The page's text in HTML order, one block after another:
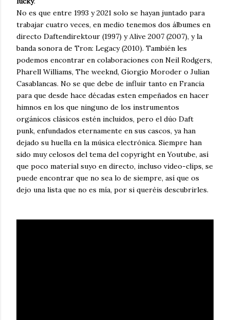
No es que entre 1993 y 2021 solo se hayan juntado para
trabajar cuatro veces, en medio tenemos dos álbumes en
directo Daftendirektour (1997) y Alive 2007 (2007), y la
banda sonora de Tron: Legacy (2010). También les
podemos encontrar en colaboraciones con Neil Rodgers,
Pharell Williams, The weeknd, Giorgio Moroder o Julian
Casablancas. No se que debe de influir tanto en Francia
para que desde hace décadas esten empeñados en hacer
himnos en los que ninguno de los instrumentos
orgánicos clásicos estén incluidos, pero el dúo Daft
punk, enfundados eternamente en sus cascos, ya han
dejado su huella en la música electrónica. Siempre han
sido muy celosos del tema del copyright en Youtube, así
que poco material suyo en directo, incluso video-clips, se
puede encontrar que no sea lo de siempre, así que os
dejo una lista que no es mía, por si queréis descubrirles.